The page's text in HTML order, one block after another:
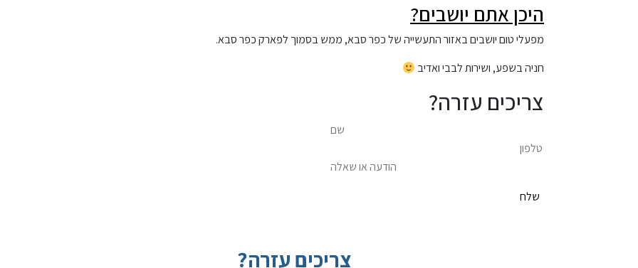
היכן אתם יושבים?
מפעלי טום יושבים באזור התעשייה של כפר סבא, ממש בסמוך לפארק כפר סבא.
חניה בשפע, ושירות לבבי ואדיב
צריכים עזרה?
צריכים עזרה?